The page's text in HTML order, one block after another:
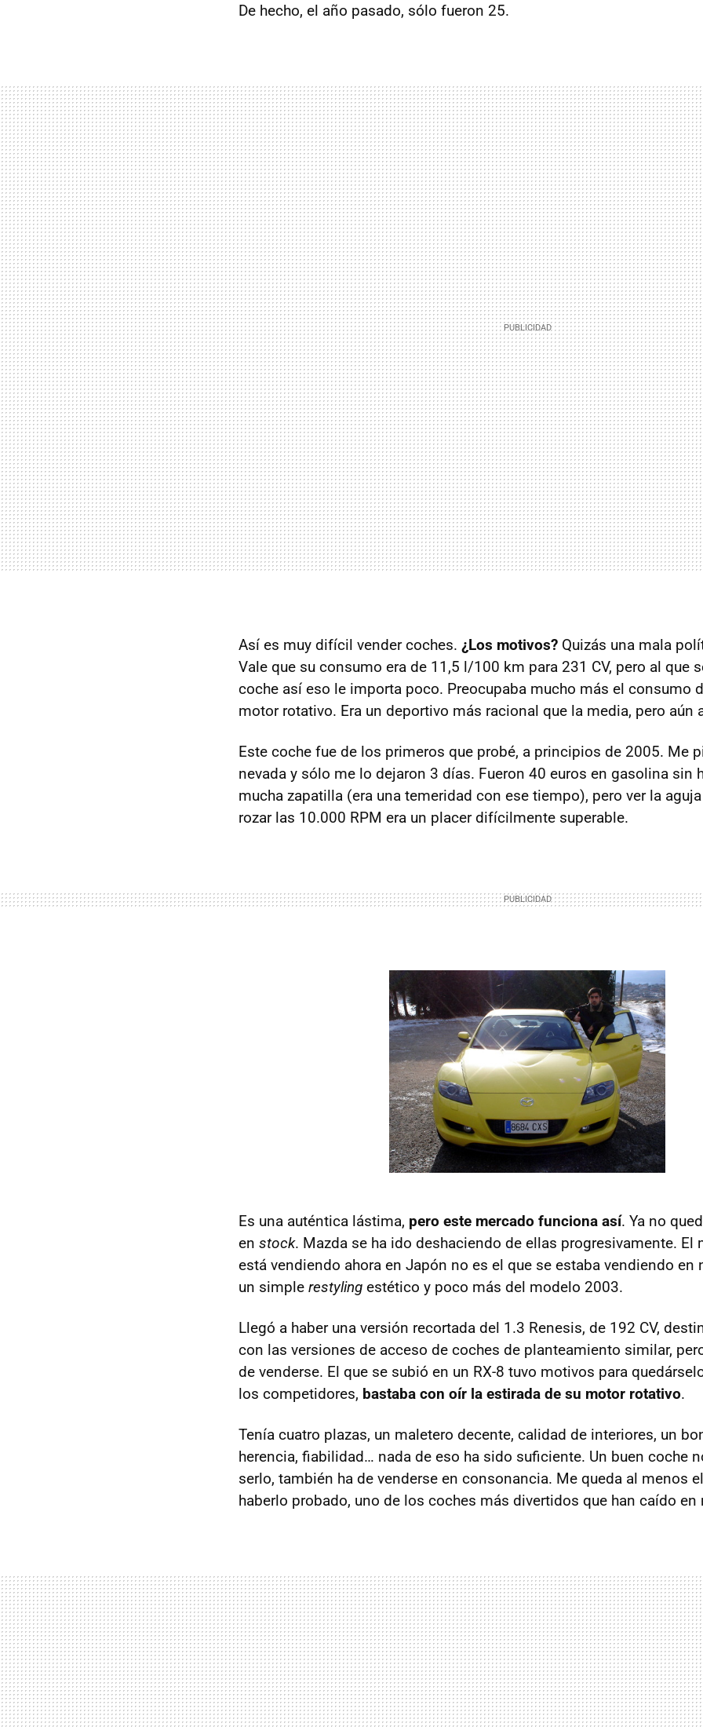
De hecho, el año pasado, sólo fueron 25.
Así es muy difícil vender coches. ¿Los motivos? Quizás una mala
Vale que su consumo era de 11,5 l/100 km para 231 CV, pero al que
coche así eso le importa poco. Preocupaba mucho más el consumo
motor rotativo. Era un deportivo más racional que la media, pero aún
Este coche fue de los primeros que probé, a principios de 2005. Me
nevada y sólo me lo dejaron 3 días. Fueron 40 euros en gasolina sin
mucha zapatilla (era una temeridad con ese tiempo), pero ver la
rozar las 10.000 RPM era un placer difícilmente superable.
Es una auténtica lástima, pero este mercado funciona así. Ya no
en stock. Mazda se ha ido deshaciendo de ellas progresivamente. El
está vendiendo ahora en Japón no es el que se estaba vendiendo en
un simple restyling estético y poco más del modelo 2003.
Llegó a haber una versión recortada del 1.3 Renesis, de 192 CV,
con las versiones de acceso de coches de planteamiento similar,
de venderse. El que se subió en un RX-8 tuvo motivos para
los competidores, bastaba con oír la estirada de su motor rotativo.
Tenía cuatro plazas, un maletero decente, calidad de interiores, un
herencia, fiabilidad… nada de eso ha sido suficiente. Un buen coche
serlo, también ha de venderse en consonancia. Me queda al menos
haberlo probado, uno de los coches más divertidos que han caído